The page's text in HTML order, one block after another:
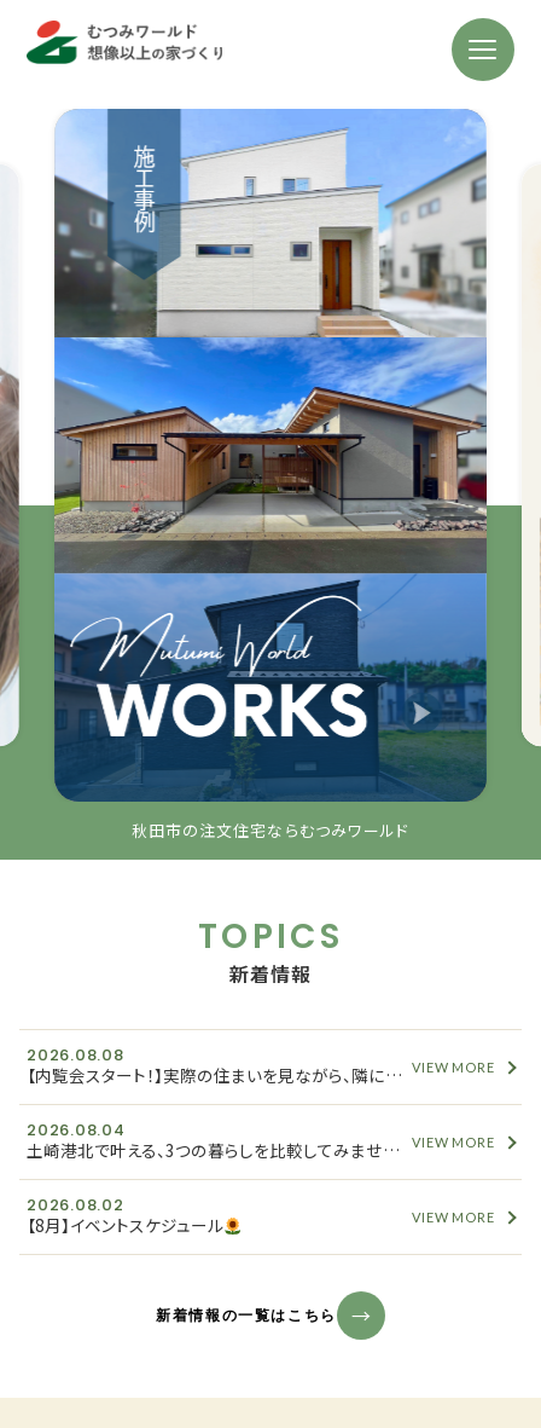
秋田市の注文住宅ならむつみワールド
TOPICS
新着情報
2026.08.08
【内覧会スタート！】実際の住まいを見ながら、隣に建つ「新築分譲住宅」の情報もご紹介します！ VIEW MORE
2026.08.04
土崎港北で叶える、3つの暮らしを比較してみませんか？ VIEW MORE
2026.08.02
【8月】イベントスケジュール VIEW MORE
新着情報の一覧はこちら